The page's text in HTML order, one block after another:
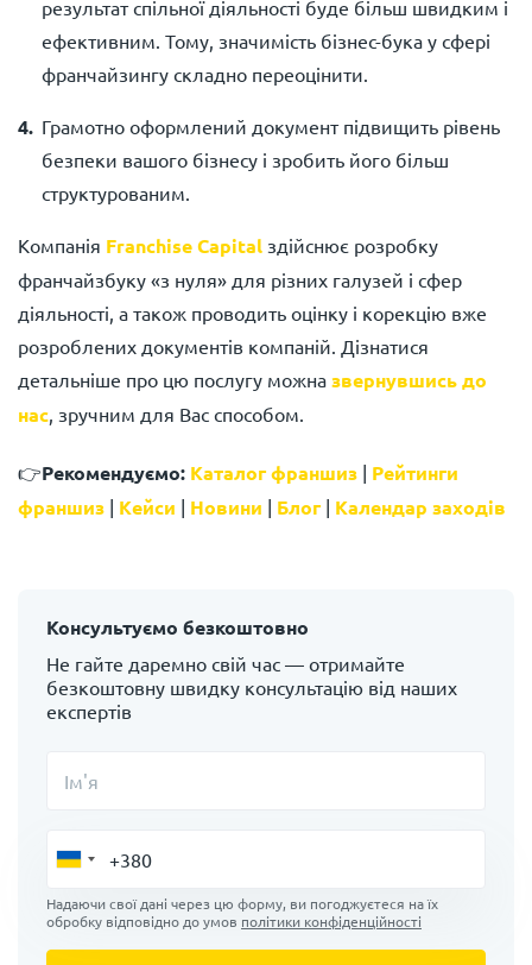
результат спільної діяльності буде більш швидким і
ефективним. Тому, значимість бізнес-бука у сфері
франчайзингу складно переоцінити.
Грамотно оформлений документ підвищить рівень
безпеки вашого бізнесу і зробить його більш
структурованим.
Компанія Franchise Capital здійснює розробку
франчайзбуку «з нуля» для різних галузей і сфер
діяльності, а також проводить оцінку і корекцію вже
розроблених документів компаній. Дізнатися
детальніше про цю послугу можна звернувшись до
нас , зручним для Вас способом.
👉Рекомендуємо: Каталог франшиз | Рейтинги
франшиз | Кейси | Новини | Блог| Календар заходів
Консультуємо безкоштовно
Не гайте даремно свій час — отримайте
безкоштовну швидку консультацію від наших
експертів
Ім'я
Надаючи свої дані через цю форму, ви погоджуєтеся на їх
обробку відповідно до умов політики конфіденційності